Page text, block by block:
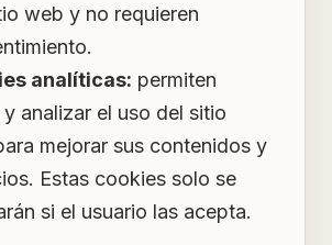
web y no requieren
analíticas: permiten
y analizar el uso del sitio
mejorar sus contenidos y
Estas cookies solo se
si el usuario las acepta.